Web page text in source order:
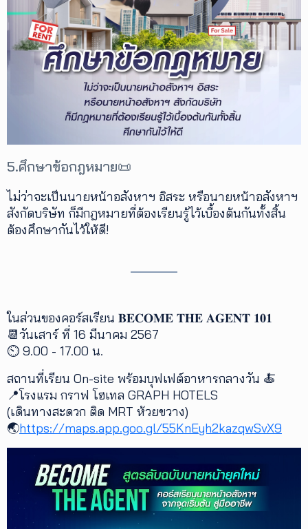
5.ศึกษาข้อกฎหมาย📜
ไม่ว่าจะเป็นนายหน้าอสังหาฯ อิสระ หรือนายหน้าอสังหาฯ
สังกัดบริษัท ก็มีกฎหมายที่ต้องเรียนรู้ไว้เบื้องต้นกันทั้งสิ้น
ต้องศึกษากันไว้ให้ดี!
ในส่วนของคอร์สเรียน 𝐁𝐄𝐂𝐎𝐌𝐄 𝐓𝐇𝐄 𝐀𝐆𝐄𝐍𝐓 𝟏𝟎𝟏
📆วันเสาร์ ที่ 16 มีนาคม 2567
⏲ 9.00 - 17.00 น.
สถานที่เรียน On-site พร้อมบุฟเฟต์อาหารกลางวัน 🍝
📍โรงแรม กราฟ โฮเทล GRAPH HOTELS
(เดินทางสะดวก ติด MRT ห้วยขวาง)
🌏https://maps.app.goo.gl/55KnEyh2kazqwSvX9